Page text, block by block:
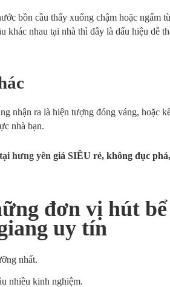
bồn cầu thấy xuống chậm hoặc ngấm
khác nhau tại nhà thì đây là dấu hiệu dễ
nhận ra là hiện tượng đóng váng, hoặc
nhà bạn.
hưng yên giá SIÊU rẻ, không đục
đơn vị hút
uy tín
nhất.
nhiều kinh nghiệm.